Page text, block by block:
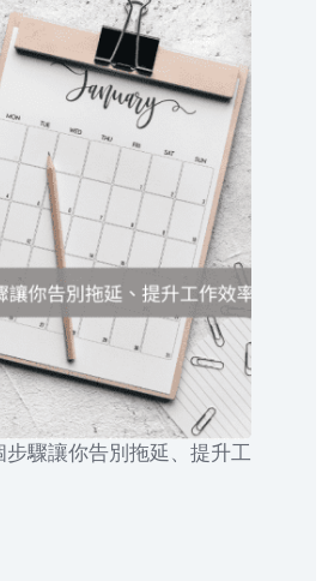
步驟讓你告別拖延、提升工